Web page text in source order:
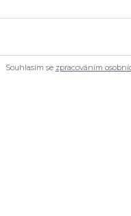
Souhlasím se zpracováním